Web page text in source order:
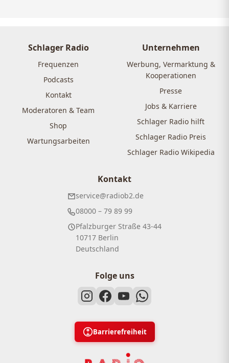
Schlager Radio
Frequenzen
Podcasts
Kontakt
Moderatoren & Team
Shop
Wartungsarbeiten
Unternehmen
Werbung, Vermarktung &
Kooperationen
Presse
Jobs & Karriere
Schlager Radio hilft
Schlager Radio Preis
Schlager Radio Wikipedia
Kontakt
service@radiob2.de
08000 – 79 89 99
Pfalzburger Straße 43-44
10717 Berlin
Deutschland
Folge uns
Barrierefreiheit